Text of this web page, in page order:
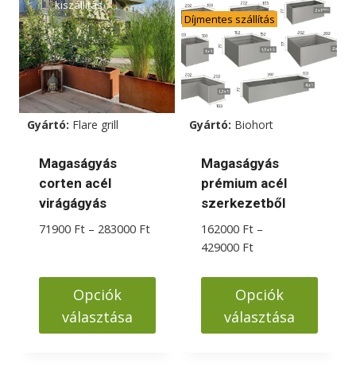
több
variációja
van.
A
változatok
a
termékoldalon
választhatók
ki
több
variációja
van.
A
változatok
termékoldalon
választhatók
ki
kiszállítás
Gyártó: Flare grill
Magaságyás
corten acél
virágágyás
71900 Ft – 283000 FtÁrtartomány:
283000 Ft
Opciók
választása
Díjmentes szállítás
Gyártó: Biohort
Magaságyás
prémium acél
szerkezetből
162000 Ft –
429000 FtÁrtartomány:
-
429000 Ft
Opciók
választása